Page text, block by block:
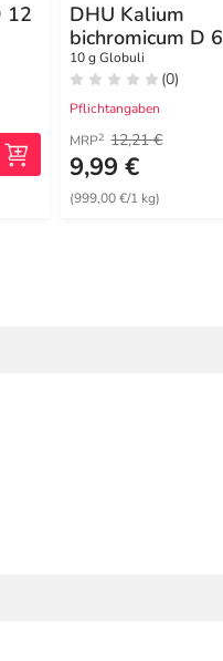
12
DHU Kalium
bichromicum D 6
Globuli
10 g Globuli
(0)
Pflichtangaben
MRP2 12,21 €
9,99 €
(999,00 €/1 kg)